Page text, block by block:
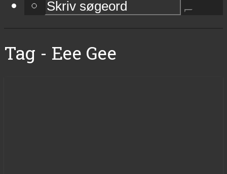
Tag - Eee Gee